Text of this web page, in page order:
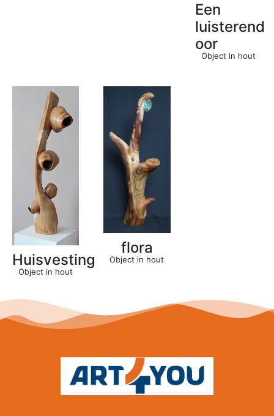
Een
luisterend
oor
Object in hout
Huisvesting
Object in hout
flora
Object in hout